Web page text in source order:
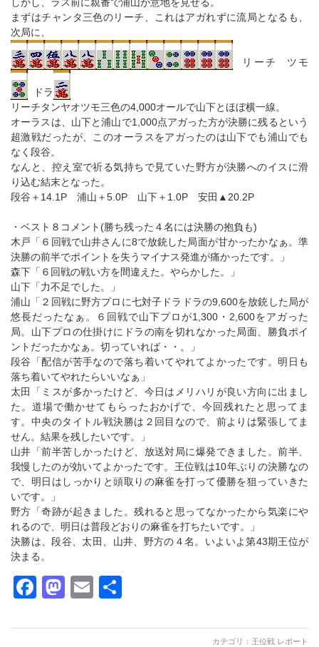
しかし、ラス前に親番で浦山が意地を見せる。
まずはチャンタ三色のリーチ、これはアガれずに流局となるも、
次局に、
リーチ ツモ
ドラ
リーチタンヤオツモ三色の4,000オールで山下とほぼ横一線。
オーラスは、山下と浦山で1,000点アガった方が決勝に残るという
超激戦だったが、このオーラスをアガったのは山下でも浦山でも
なく段谷。
なんと、控え室で祈る気持ちで見ていた野方が決勝へのイスに滑
り込む結末となった。
段谷＋14.1P 浦山＋5.0P 山下＋1.0P 安田▲20.2P
・ベスト８コメント(勝ち残った４名には決勝の抱負も)
木戸「６回戦で山井さんに8で放銃した局面が甘かったかなぁ。準
決勝の前半でポイントを失うマイナス発進が痛かったです。」
森下「６回戦の戦い方を間違えた。やらかした。」
山下「力不足でした。」
浦山「２回戦に野方プロに七対子ドラドラの9,600を放銃した局が
悠長だったなぁ。６回戦で山下プロが1,300・2,600をアガった
局。山下プロの仕掛けにドラの南を切れなかった局面、勝負ポイ
ントだったかなぁ。切っていれば・・。」
段谷「配信が苦手なので落ち着いてやれてよかったです。明日も
落ち着いてやれたらいいなぁ」
太田「ミスが多かったけど、今日はメリハリが良い方向に出まし
た。道場で働かせてもらったおかげで、今回残れたと思ってま
す。中央のタイトル戦決勝は２回目なので、前よりは緊張してま
せん。結果を残したいです。」
山井「前半苦しかったけど、放送対局に爆発できました。前半、
我慢したのが効いてよかったです。王位戦は10年ぶりの決勝なの
で、明日はしっかりと頭取りの麻雀を打って優勝を狙っていきた
いです。」
野方「奇跡が起きました。残れると思ってなかったから気楽にや
れるので、明日は普段どおりの麻雀を打ちたいです。」
決勝は、段谷、太田、山井、野方の４名。いよいよ第43期王位が
決まる。
Facebook
Mastodon
Email
カテゴリ： 王位戦 レポート